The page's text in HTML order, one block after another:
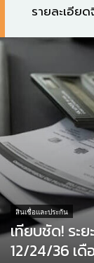
รายละเอีย
สินเชื่อและประกัน
เทียบชัด! ระ
12/24/36 เ